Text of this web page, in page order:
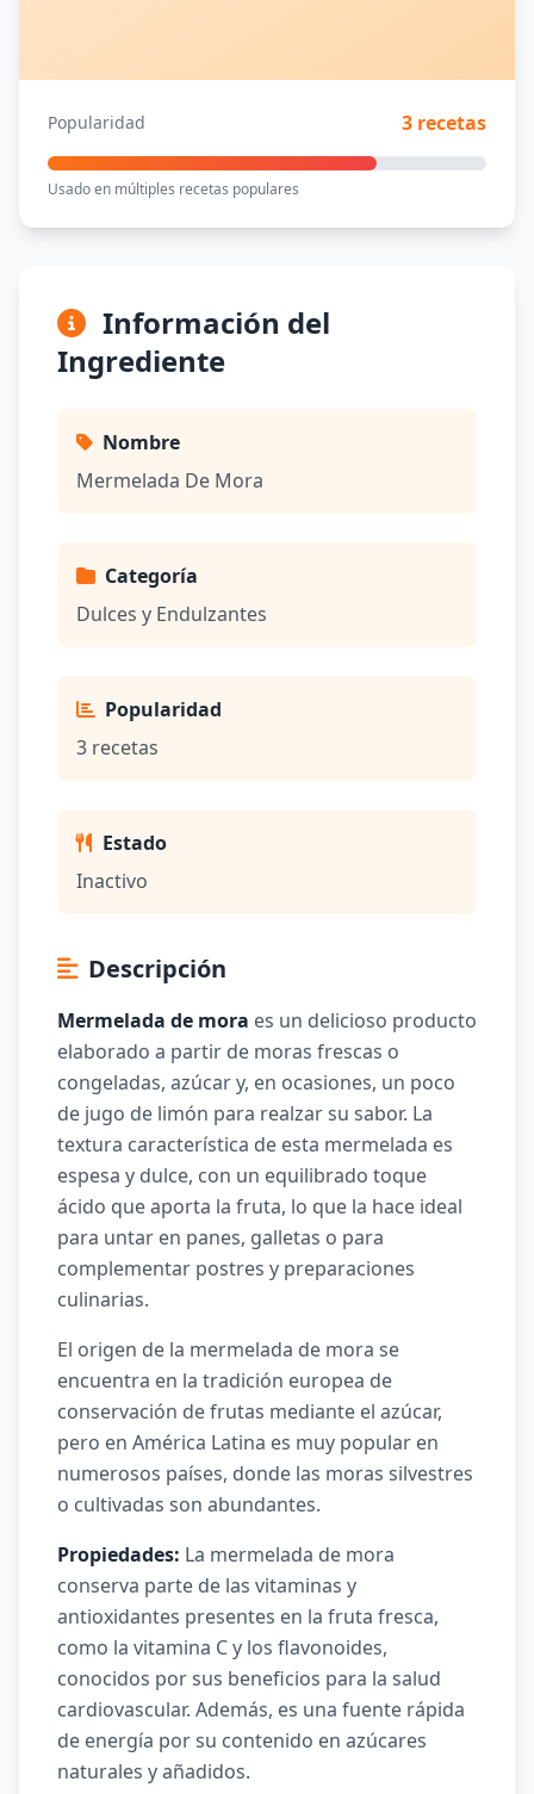
Popularidad 3 recetas
Usado en múltiples recetas populares
Información del
Ingrediente
Nombre
Mermelada De Mora
Categoría
Dulces y Endulzantes
Popularidad
3 recetas
Estado
Inactivo
Descripción
Mermelada de mora es un delicioso producto
elaborado a partir de moras frescas o
congeladas, azúcar y, en ocasiones, un poco
de jugo de limón para realzar su sabor. La
textura característica de esta mermelada es
espesa y dulce, con un equilibrado toque
ácido que aporta la fruta, lo que la hace ideal
para untar en panes, galletas o para
complementar postres y preparaciones
culinarias.
El origen de la mermelada de mora se
encuentra en la tradición europea de
conservación de frutas mediante el azúcar,
pero en América Latina es muy popular en
numerosos países, donde las moras silvestres
o cultivadas son abundantes.
Propiedades: La mermelada de mora
conserva parte de las vitaminas y
antioxidantes presentes en la fruta fresca,
como la vitamina C y los flavonoides,
conocidos por sus beneficios para la salud
cardiovascular. Además, es una fuente rápida
de energía por su contenido en azúcares
naturales y añadidos.